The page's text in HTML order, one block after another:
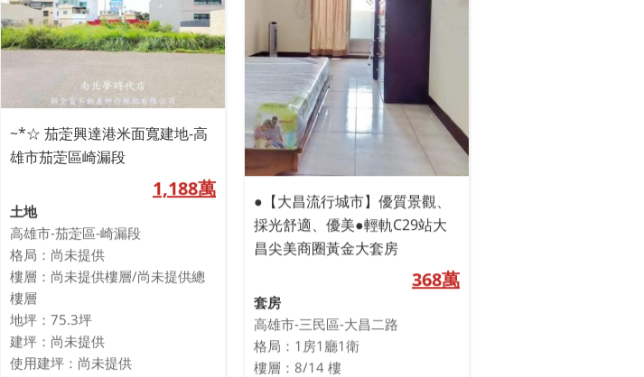
●【大昌流行城市】優質景觀、
採光舒適、優美●輕軌C29站大
昌尖美商圈黃金大套房
368萬
套房
高雄市-三民區-大昌二路
格局：1房1廳1衛
樓層：8/14 樓
~*☆ 茄萣興達港米面寬建地-高
雄市茄萣區崎漏段
1,188萬
土地
高雄市-茄萣區-崎漏段
格局：尚未提供
樓層：尚未提供樓層/尚未提供總
樓層
地坪：75.3坪
建坪：尚未提供
使用建坪：尚未提供